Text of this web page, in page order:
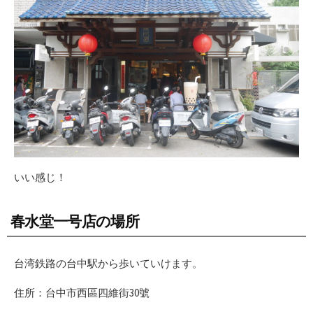
いい感じ！
春水堂一号店の場所
台湾鉄路の台中駅から歩いていけます。
住所：台中市西區四維街30號